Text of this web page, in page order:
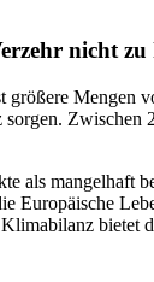
nicht zu
Mengen
sorgen.
als mangelhaft
Europäische
bietet